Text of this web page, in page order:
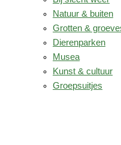
Natuur & buiten
Grotten &
Dierenparken
Musea
Kunst & cultuur
Groepsuitjes